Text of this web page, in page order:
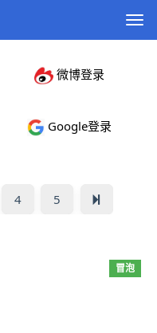
切
换
微博登录
Google登录
4 5
冒泡